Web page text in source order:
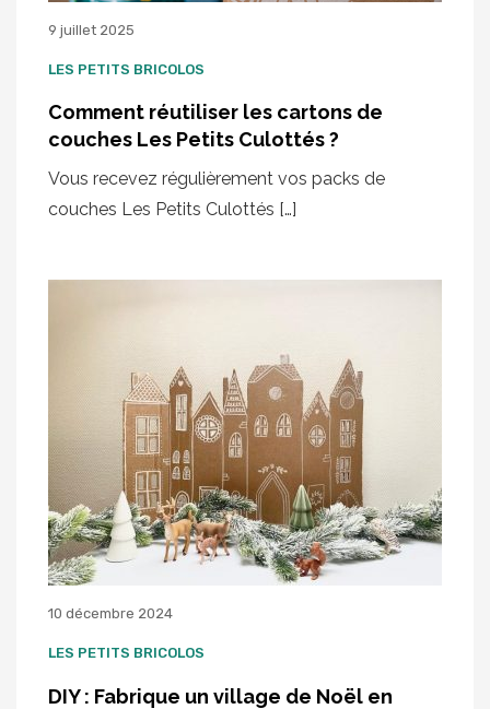
9 juillet 2025
LES PETITS BRICOLOS
Comment réutiliser les cartons de
couches Les Petits Culottés ?
Vous recevez régulièrement vos packs de
couches Les Petits Culottés […]
10 décembre 2024
LES PETITS BRICOLOS
DIY : Fabrique un village de Noël en